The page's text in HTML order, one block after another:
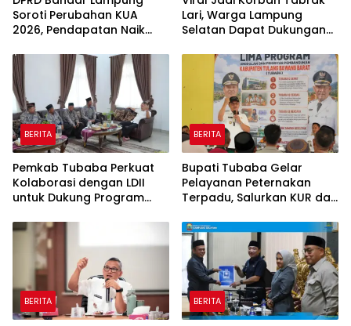
Soroti Perubahan KUA
2026, Pendapatan Naik
Dipangkas
Lari, Warga Lampung
Selatan Dapat Dukungan
Influencer
BERITA
Pemkab Tubaba Perkuat
Kolaborasi dengan LDII
untuk Dukung Program
BERITA
Bupati Tubaba Gelar
Pelayanan Peternakan
Terpadu, Salurkan KUR dan
Ketenagakerjaan
BERITA BERITA